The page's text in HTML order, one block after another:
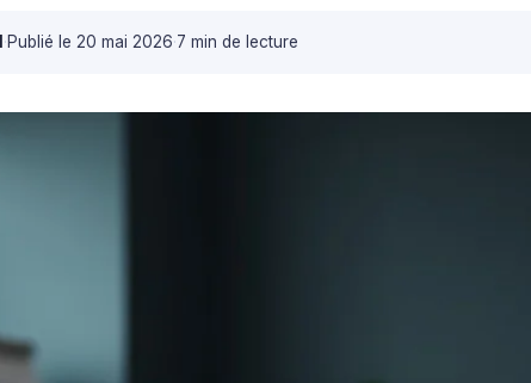
·Publié le 20 mai 2026·7 min de lecture